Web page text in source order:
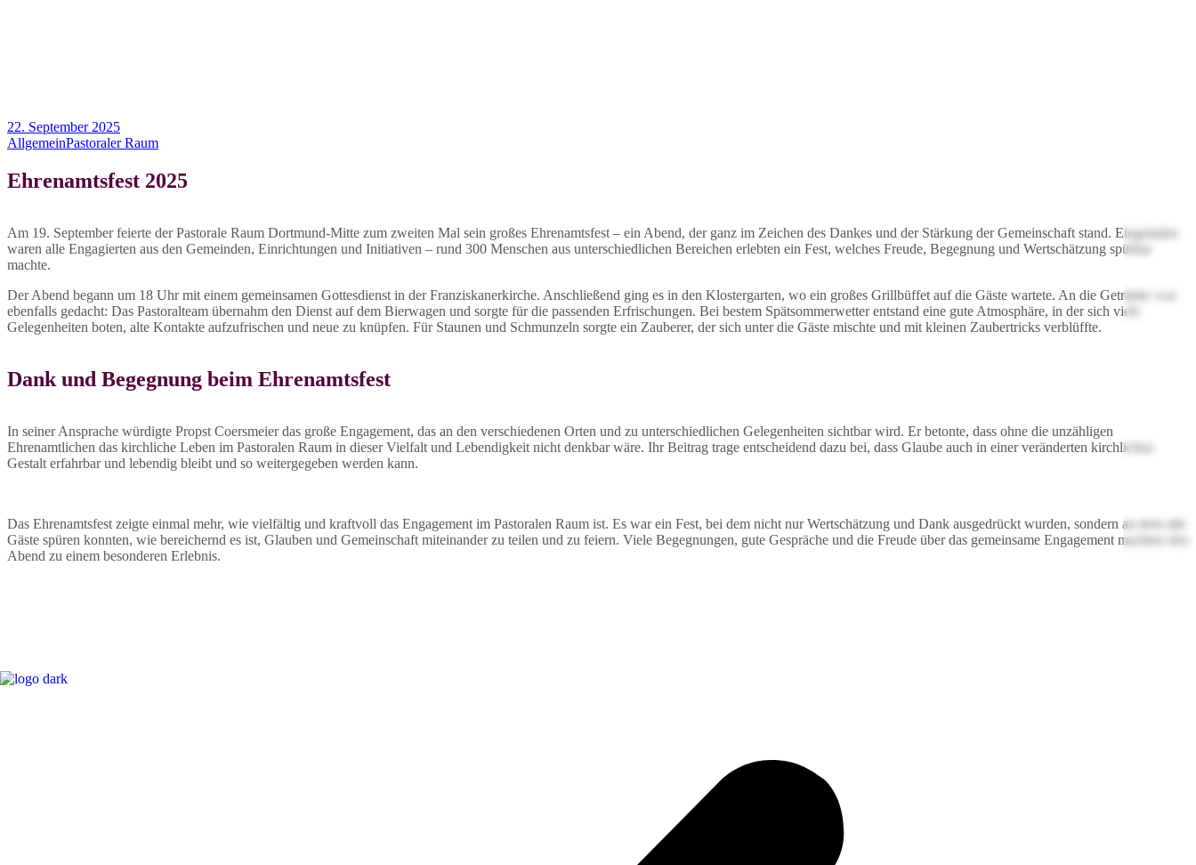
22. September 2025
AllgemeinPastoraler Raum
Ehrenamtsfest 2025
Am 19. September feierte der Pastorale Raum Dortmund-Mitte zum zweiten Mal sein großes Ehrenamtsfest – ein Abend, der ganz im Zeichen des Dankes und der Stärkung der Gemeinschaft stand. Eingeladen
waren alle Engagierten aus den Gemeinden, Einrichtungen und Initiativen – rund 300 Menschen aus unterschiedlichen Bereichen erlebten ein Fest, welches Freude, Begegnung und Wertschätzung spürbar
machte.
Der Abend begann um 18 Uhr mit einem gemeinsamen Gottesdienst in der Franziskanerkirche. Anschließend ging es in den Klostergarten, wo ein großes Grillbüffet auf die Gäste wartete. An die Getränke war
ebenfalls gedacht: Das Pastoralteam übernahm den Dienst auf dem Bierwagen und sorgte für die passenden Erfrischungen. Bei bestem Spätsommerwetter entstand eine gute Atmosphäre, in der sich viele
Gelegenheiten boten, alte Kontakte aufzufrischen und neue zu knüpfen. Für Staunen und Schmunzeln sorgte ein Zauberer, der sich unter die Gäste mischte und mit kleinen Zaubertricks verblüffte.
Dank und Begegnung beim Ehrenamtsfest
In seiner Ansprache würdigte Propst Coersmeier das große Engagement, das an den verschiedenen Orten und zu unterschiedlichen Gelegenheiten sichtbar wird. Er betonte, dass ohne die unzähligen
Ehrenamtlichen das kirchliche Leben im Pastoralen Raum in dieser Vielfalt und Lebendigkeit nicht denkbar wäre. Ihr Beitrag trage entscheidend dazu bei, dass Glaube auch in einer veränderten kirchlichen
Gestalt erfahrbar und lebendig bleibt und so weitergegeben werden kann.
Das Ehrenamtsfest zeigte einmal mehr, wie vielfältig und kraftvoll das Engagement im Pastoralen Raum ist. Es war ein Fest, bei dem nicht nur Wertschätzung und Dank ausgedrückt wurden, sondern an dem alle
Gäste spüren konnten, wie bereichernd es ist, Glauben und Gemeinschaft miteinander zu teilen und zu feiern. Viele Begegnungen, gute Gespräche und die Freude über das gemeinsame Engagement machten den
Abend zu einem besonderen Erlebnis.